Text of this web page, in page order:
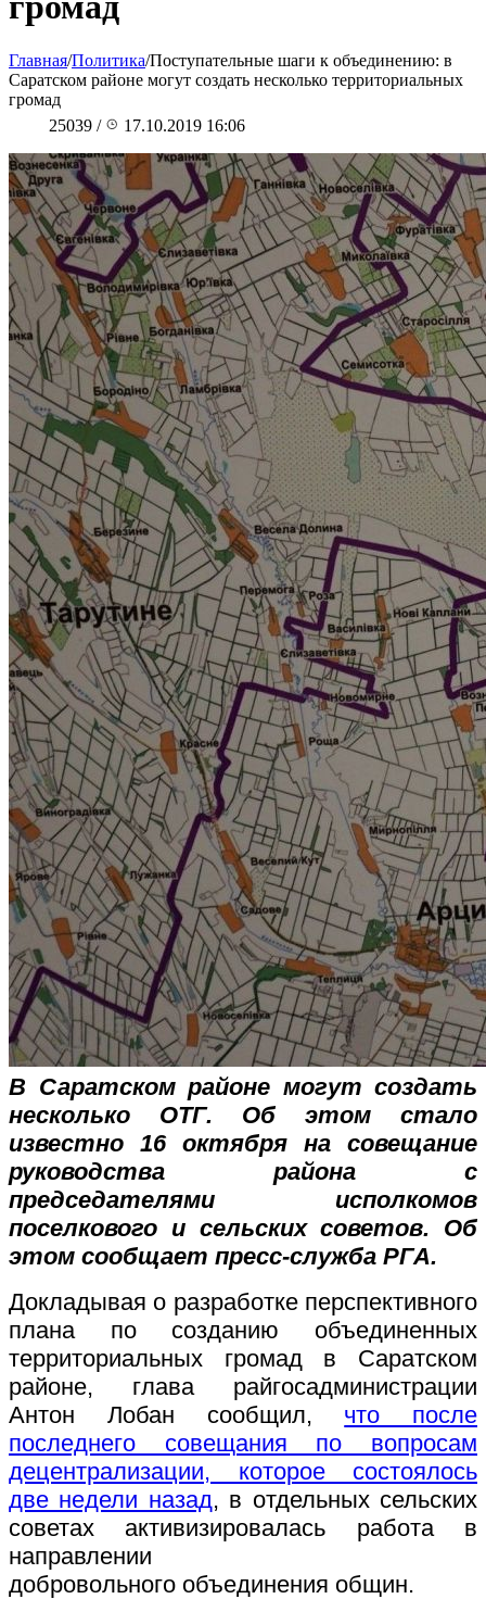
Главная/Политика/Поступательные шаги к объединению: в
Саратском районе могут создать несколько территориальных
громад
25039 / 17.10.2019 16:06
В Саратском районе могут создать
несколько ОТГ. Об этом стало
известно 16 октября на совещание
руководства района с
председателями исполкомов
поселкового и сельских советов. Об
этом сообщает пресс-служба РГА.
Докладывая о разработке перспективного
плана по созданию объединенных
территориальных громад в Саратском
районе, глава райгосадминистрации
Антон Лобан сообщил, что после
последнего совещания по вопросам
децентрализации, которое состоялось
две недели назад, в отдельных сельских
советах активизировалась работа в
направлении
добровольного объединения общин.